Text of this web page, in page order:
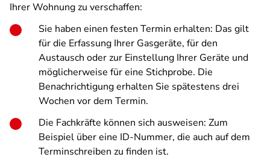
Ihrer Wohnung zu verschaffen:
Sie haben einen festen Termin erhalten: Das gilt
für die Erfassung Ihrer Gasgeräte, für den
Austausch oder zur Einstellung Ihrer Geräte und
möglicherweise für eine Stichprobe. Die
Benachrichtigung erhalten Sie spätestens drei
Wochen vor dem Termin.
Die Fachkräfte können sich ausweisen: Zum
Beispiel über eine ID-Nummer, die auch auf dem
Terminschreiben zu finden ist.